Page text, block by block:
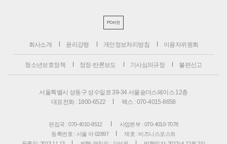
PC버전
회사소개 윤리강령 개인정보처리방침 이용자위원회
청소년보호정책 정정·반론보도 기사심의규정 불편신고
서울특별시 성동구 성수일로 39-34 서울숲더스페이스 12층
대표전화 : 1800-6522
팩스 : 070-4015-8658
편집국 : 070-4010-8512
사업본부 : 070-4010-7078
등록번호 : 서울 아 02897
제호 : 비즈니스포스트